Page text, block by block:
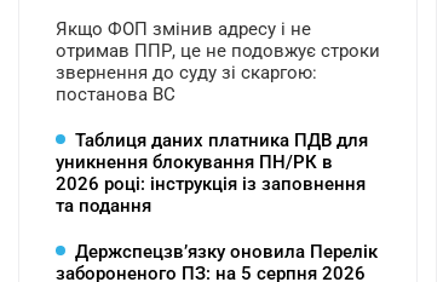
Якщо ФОП змінив адресу і не
отримав ППР, це не подовжує строки
звернення до суду зі скаргою:
постанова ВС
Таблиця даних платника ПДВ для
уникнення блокування ПН/РК в
2026 році: інструкція із заповнення
та подання
Держспецзв’язку оновила Перелік
забороненого ПЗ: на 5 серпня 2026